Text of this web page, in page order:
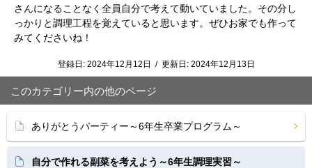
さんになることなく全員自分で考えて動いていました。その分し
っかりと調理工程を覚えていると思います。ぜひお家でも作って
みてくださいね！
登録日: 2024年12月12日 / 更新日: 2024年12月13日
このカテゴリー内の他のページ
ありがとうパーティー～6年生卒業プログラム～
自分で作れる副菜を考えよう～6年生調理実習～